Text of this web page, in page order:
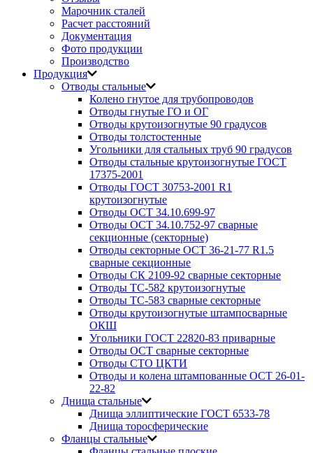
Марочник сталей
Расчет расстояний
Документация
Фото продукции
Производство
Продукция
Отводы стальные
Колено гнутое для трубопроводов
Отводы гнутые ГО и ОГ
Отводы крутоизогнутые 90 градусов
Отводы толстостенные
Угольники для стальных труб 90 градусов
Отводы стальные крутоизогнутые ГОСТ
17375-2001
Отводы ГОСТ 30753-2001 R1
крутоизогнутые
Отводы ОСТ 34.10.699-97
Отводы ОСТ 34.10.752-97 сварные
секционные (секторные)
Отводы секторные ОСТ 36-21-77 R1.5
сварные секционные
Отводы СК 2109-92 сварные секторные
Отводы ТС-582 крутоизогнутые
Отводы ТС-583 сварные секторные
Отводы крутоизогнутые штампосварные
ОКШ
Угольники ГОСТ 22820-83 приварные
Отводы ОСТ сварные секторные
Отводы СТО ЦКТИ
Отводы и колена штампованные ОСТ 26-01-
22-82
Днища стальные
Днища эллиптические ГОСТ 6533-78
Днища торосферические
Фланцы стальные